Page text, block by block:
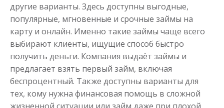
Получить
Моментальный займ
другие варианты. Здесь доступны выгодные,
популярные, мгновенные и срочные займы на
карту и онлайн. Именно такие займы чаще всего
выбирают клиенты, ищущие способ быстро
получить деньги. Компания выдаёт займы и
предлагает взять первый займ, включая
беспроцентный. Также доступны варианты для
тех, кому нужна финансовая помощь в сложной